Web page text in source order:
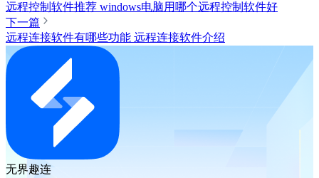
远程控制软件推荐 windows电脑用哪个远程控制软件好
下一篇
远程连接软件有哪些功能 远程连接软件介绍
无界趣连